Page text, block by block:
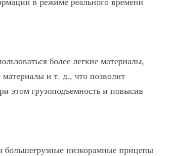
более легкие материалы,
и т. д., что позволит
этом грузоподъемность и повысив
низкорамные прицепы